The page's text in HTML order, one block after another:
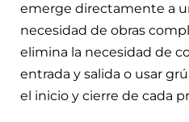
emerge directamente a
necesidad de obras
elimina la necesidad de
entrada y salida o usar
el inicio y cierre de cada